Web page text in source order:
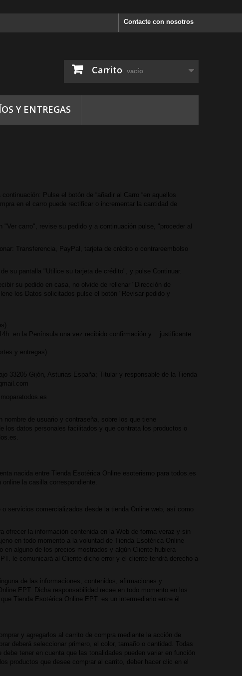
Contacte con nosotros
Carrito vacío
Y ENTREGAS
Pulse el botón de “añadir al Carro “en aquellos
en el carro puede rectificar o incrementar la cantidad de
carro", revise su pedido y a continuación pulse, "proceder al
Transferencia, PayPal, tarjeta de crédito o contrareembolso
su pantalla "Utilice su tarjeta de crédito", y pulse Continuar.
su pedido en casa, no olvide de rellenar "Dirección de
los Datos solicitados pulse el botón "Revisar pedido y
en la Península una vez recibido confirmación y justificante
y entregas).
33205 Gijón, Asturias España; Titular y responsable de la Tienda
de usuario y contraseña, sobre los que tiene
los datos personales facilitados y que contrata los productos o
nacida entre Tienda Esotérica Online esoterismo para todos.es
la casilla correspondiente.
servicios comercializados desde la tienda Online web, así como
ofrecer la información contenida en la Web de forma veraz y sin
en todo momento a la voluntad de Tienda Esotérica Online
alguno de los precios mostrados y algún Cliente hubiera
le comunicará al Cliente dicho error y el cliente tendrá derecho a
de las informaciones, contenidos, afirmaciones y
EPT. Dicha responsabilidad recae en todo momento en los
Tienda Esotérica Online EPT. es un intermediario entre él
y agregarlos al carrito de compra mediante la acción de
deberá seleccionar primero, el color, tamaño o cantidad. Todas
tener en cuenta que las tonalidades pueden variar en función
productos que desee comprar al carrito, deber hacer clic en el